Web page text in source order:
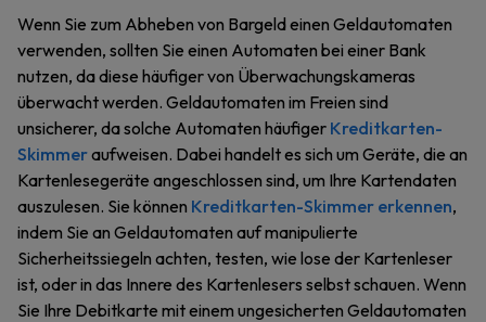
Wenn Sie zum Abheben von Bargeld einen Geldautomaten
verwenden, sollten Sie einen Automaten bei einer Bank
nutzen, da diese häufiger von Überwachungskameras
überwacht werden. Geldautomaten im Freien sind
unsicherer, da solche Automaten häufiger Kreditkarten-
Skimmeraufweisen. Dabei handelt es sich um Geräte, die an
Kartenlesegeräte angeschlossen sind, um Ihre Kartendaten
auszulesen. Sie können Kreditkarten-Skimmer erkennen,
indem Sie an Geldautomaten auf manipulierte
Sicherheitssiegeln achten, testen, wie lose der Kartenleser
ist, oder in das Innere des Kartenlesers selbst schauen. Wenn
Sie Ihre Debitkarte mit einem ungesicherten Geldautomaten